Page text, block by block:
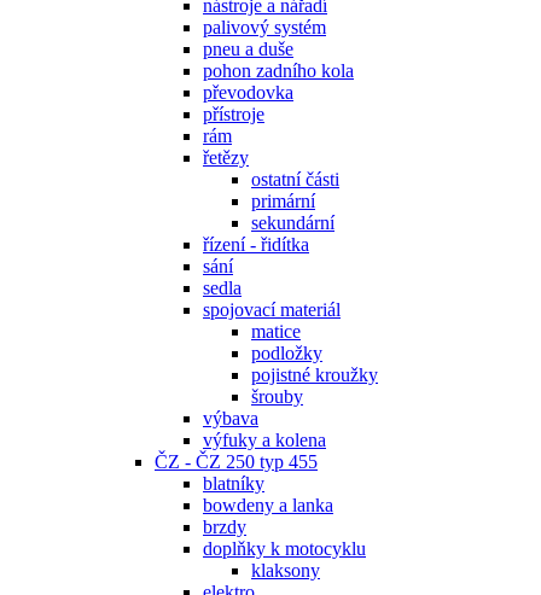
nástroje a nářadí
palivový systém
pneu a duše
pohon zadního kola
převodovka
přístroje
rám
řetězy
ostatní části
primární
sekundární
řízení - řidítka
sání
sedla
spojovací materiál
matice
podložky
pojistné kroužky
šrouby
výbava
výfuky a kolena
ČZ - ČZ 250 typ 455
blatníky
bowdeny a lanka
brzdy
doplňky k motocyklu
klaksony